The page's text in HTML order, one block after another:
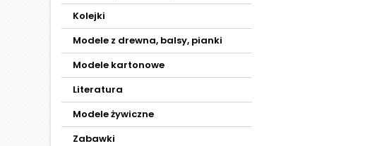
Kolejki
Modele z drewna, balsy, pianki
Modele kartonowe
Literatura
Modele żywiczne
Zabawki